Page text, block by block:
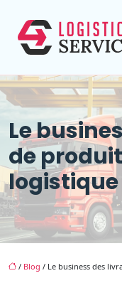
Le
de
logistique
/ Blog / Le business des